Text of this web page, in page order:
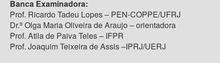
Banca Examinadora:
Prof. Ricardo Tadeu Lopes – PEN-COPPE/UFRJ
Dr.ª Olga Maria Oliveira de Araujo – orientadora
Prof. Atila de Paiva Teles – IFPR
Prof. Joaquim Teixeira de Assis –IPRJ/UERJ